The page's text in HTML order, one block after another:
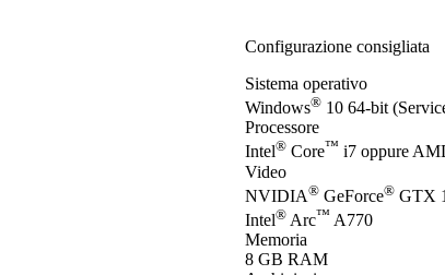
Configurazione consigliata
Sistema operativo
Windows® 10 64-bit
Processore
Intel® Core™ i7 oppure
Video
NVIDIA® GeForce® GTX
Intel® Arc™ A770
Memoria
8 GB RAM